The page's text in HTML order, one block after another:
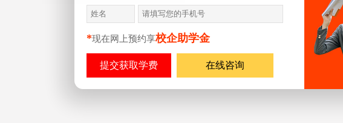
*现在网上预约享校企助学金
在线咨询